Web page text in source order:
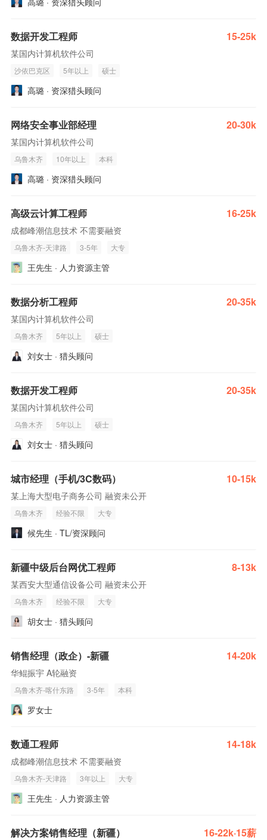
数据开发工程师 15-25k
某国内计算机软件公司
沙依巴克区 5年以上 硕士
高璐 · 资深猎头顾问
网络安全事业部经理 20-30k
某国内计算机软件公司
乌鲁木齐 10年以上 本科
高璐 · 资深猎头顾问
高级云计算工程师 16-25k
成都峰潮信息技术 不需要融资
乌鲁木齐-天津路 3-5年 大专
王先生 · 人力资源主管
数据分析工程师 20-35k
某国内计算机软件公司
乌鲁木齐 5年以上 硕士
刘女士 · 猎头顾问
数据开发工程师 20-35k
某国内计算机软件公司
乌鲁木齐 5年以上 硕士
刘女士 · 猎头顾问
城市经理（手机/3C数码） 10-15k
某上海大型电子商务公司 融资未公开
乌鲁木齐 经验不限 大专
候先生 · TL/资深顾问
新疆中级后台网优工程师 8-13k
某西安大型通信设备公司 融资未公开
乌鲁木齐 经验不限 大专
胡女士 · 猎头顾问
销售经理（政企）-新疆 14-20k
华鲲振宇 A轮融资
乌鲁木齐-喀什东路 3-5年 本科
罗女士
数通工程师 14-18k
成都峰潮信息技术 不需要融资
乌鲁木齐-天津路 3年以上 大专
王先生 · 人力资源主管
解决方案销售经理（新疆） 16-22k·15薪